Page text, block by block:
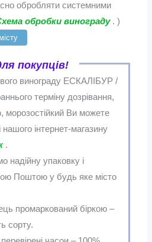
обробляти системними
обробки винограду . )
покупців!
винограду ЕСКАЛІБУР /
терміну дозрівання,
морозостійкий Ви можете
інтернет-магазину
.
надійну упаковку і
Поштою у будь яке місто
промаркований біркою –
сорту.